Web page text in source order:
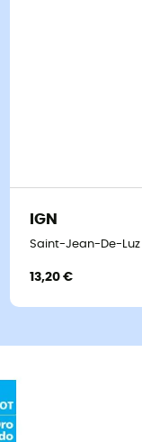
IGN
Saint-Jean-De-
13,20 €